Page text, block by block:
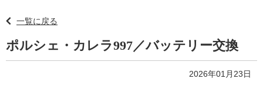
一覧に戻る
ポルシェ・カレラ997／バッテリー交換
2026年01月23日